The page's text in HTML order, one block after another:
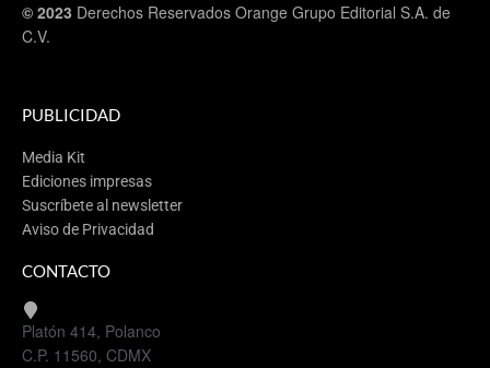
© 2023 Derechos Reservados Orange Grupo Editorial S.A. de
C.V.
PUBLICIDAD
Media Kit
Ediciones impresas
Suscríbete al newsletter
Aviso de Privacidad
CONTACTO
Platón 414, Polanco
C.P. 11560, CDMX